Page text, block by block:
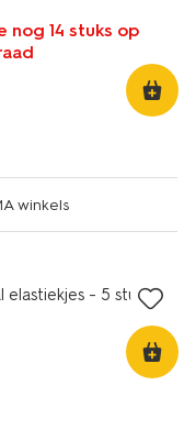
nog 14 stuks op
winkels
elastiekjes - 5 stuks